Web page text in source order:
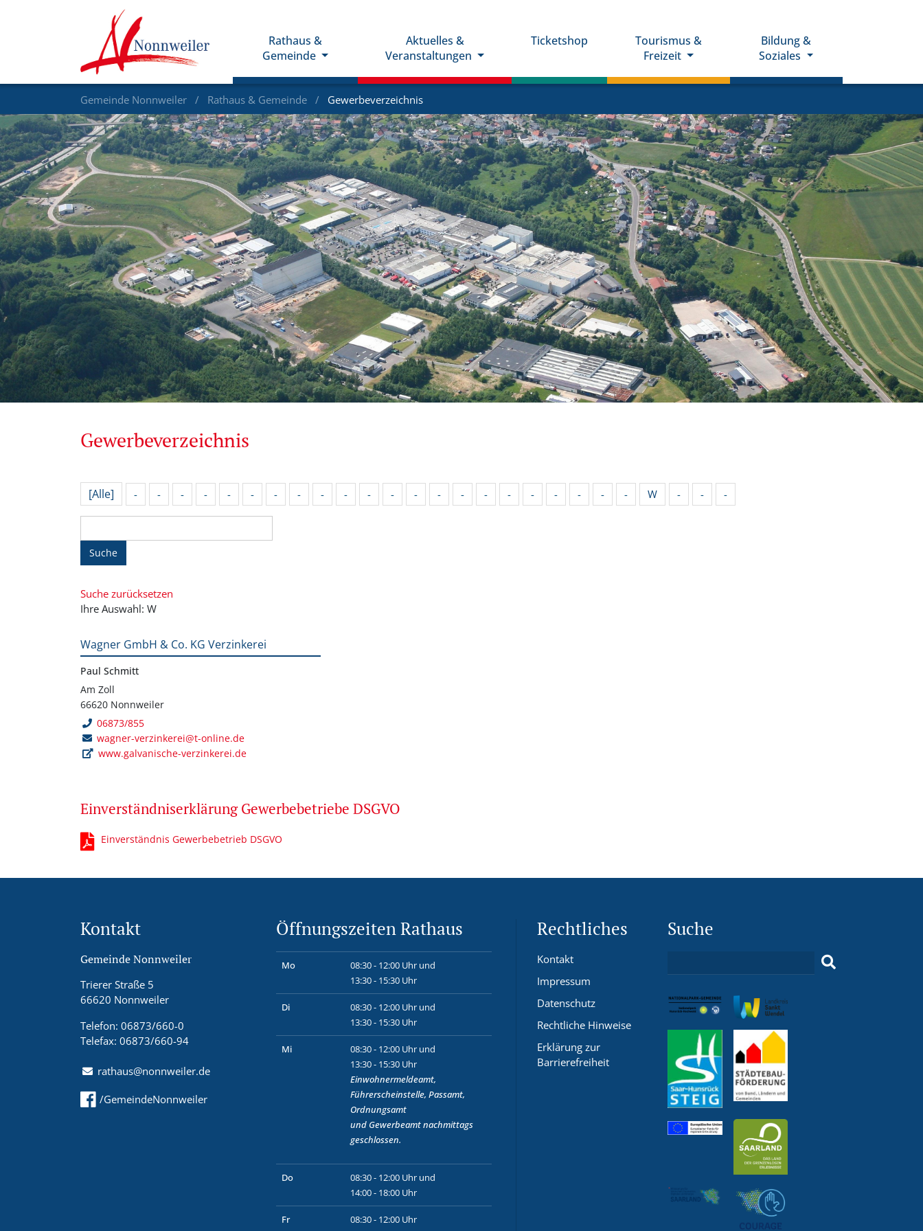
Rathaus &
Gemeinde
Aktuelles &
Veranstaltungen
Ticketshop
Tourismus &
Freizeit
Bildung &
Soziales
Gemeinde Nonnweiler Rathaus & Gemeinde Gewerbeverzeichnis
Gewerbeverzeichnis
[Alle] - - - - - - - - - - - - - - - - - - - - - - W - - -
Suche
Suche zurücksetzen
Ihre Auswahl: W
Wagner GmbH & Co. KG Verzinkerei
Paul Schmitt
Am Zoll
66620 Nonnweiler
06873/855
wagner-verzinkerei@t-online.de
www.galvanische-verzinkerei.de
Einverständniserklärung Gewerbebetriebe DSGVO
Einverständnis Gewerbebetrieb DSGVO
Kontakt
Gemeinde Nonnweiler
Trierer Straße 5
66620 Nonnweiler
Telefon: 06873/660-0
Telefax: 06873/660-94
rathaus@nonnweiler.de
/GemeindeNonnweiler
Öffnungszeiten Rathaus
Mo
08:30 - 12:00 Uhr und
13:30 - 15:30 Uhr
Di
08:30 - 12:00 Uhr und
13:30 - 15:30 Uhr
Mi
08:30 - 12:00 Uhr und
13:30 - 15:30 Uhr
Einwohnermeldeamt,
Führerscheinstelle, Passamt,
Ordnungsamt
und Gewerbeamtnachmittags
geschlossen.
Do
08:30 - 12:00 Uhr und
14:00 - 18:00 Uhr
Fr 08:30 - 12:00 Uhr
Rechtliches
Kontakt
Impressum
Datenschutz
Rechtliche Hinweise
Erklärung zur
Barrierefreiheit
Suche